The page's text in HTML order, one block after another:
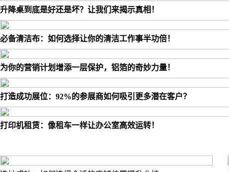
升降桌到底是好还是坏？让我们来揭示真相！
必备清洁布：如何选择让你的清洁工作事半功倍！
为你的营销计划增添一层保护，铝箔的奇妙力量！
打造成功展位：92%的参展商如何吸引更多潜在客户？
打印机租赁：像租车一样让办公室高效运转！